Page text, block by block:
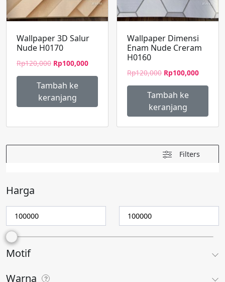
Wallpaper 3D Salur
Nude H0170
Rp120,000 Harga
adalah:
Rp120,000.
Rp100,000Harga
Tambah ke
keranjang
Wallpaper Dimensi
Enam Nude Creram
H0160
Rp120,000 Harga
adalah:
Rp120,000.
Rp100,000Harga
Tambah ke
keranjang
Filters
Harga
Motif
Warna